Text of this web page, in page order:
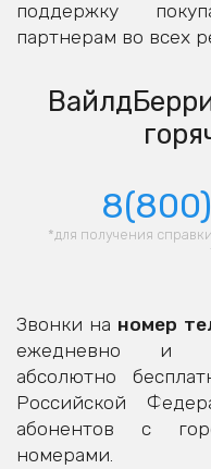
поддержку
партнерам во всех
*для получения
Звонки на номер
ежедневно и
абсолютно
Российской
абонентов с
номерами.